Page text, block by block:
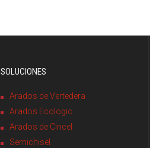
SOLUCIONES
Arados de Vertedera
Arados Ecologic
Arados de Cincel
Semichisel